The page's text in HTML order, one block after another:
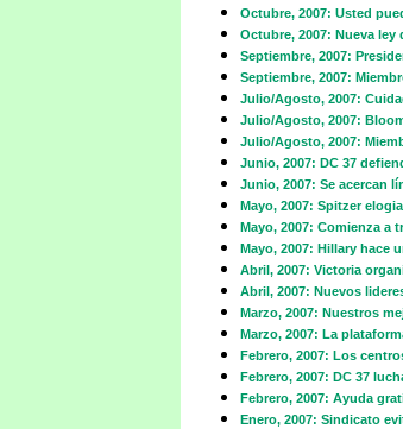
Octubre, 2007: Usted
Octubre, 2007: Nueva
Septiembre, 2007:
Septiembre, 2007:
Julio/Agosto, 2007:
Julio/Agosto, 2007:
Julio/Agosto, 2007:
Junio, 2007: DC 37
Junio, 2007: Se acercan
Mayo, 2007: Spitzer
Mayo, 2007: Comienza a
Mayo, 2007: Hillary hace
Abril, 2007: Victoria
Abril, 2007: Nuevos
Marzo, 2007: Nuestros
Marzo, 2007: La
Febrero, 2007: Los
Febrero, 2007: DC 37
Febrero, 2007: Ayuda
Enero, 2007: Sindicato